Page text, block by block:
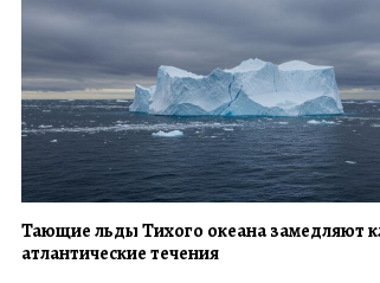
Тающие льды Тихого океана замедляют
атлантические течения